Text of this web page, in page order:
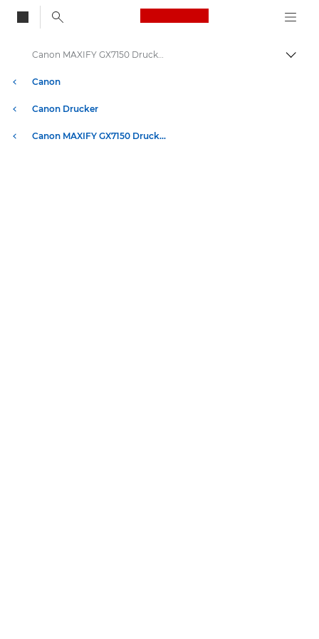
Canon Logo, back
Auf
Canon
Canon Drucker
Canon MAXIFY GX7150 Drucker
Canon MAXIFY GX7150 Drucker – Technische Daten